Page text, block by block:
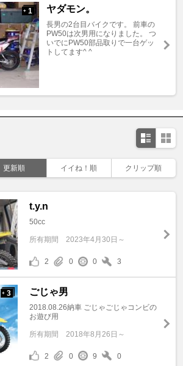
+ 1 ヤダモン。
長男の2台目バイクです。 前車の
PW50は次男用になりました。 つ
いでにPW50部品取りで一台ゲッ
トしてます^ ^
更新順 イイね！順 クリップ順
t.y.n
50cc
所有期間 2023年4月30日～
2 0 0 3
+ 3 ごじゃ男
2018.08.26納車 ごじゃごじゃコンビの
お遊び用
所有期間 2018年8月26日～
2 0 9 0